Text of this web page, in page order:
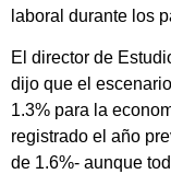
laboral durante los
El director de
dijo que el
1.3% para la
registrado el año
de 1.6%- aunque